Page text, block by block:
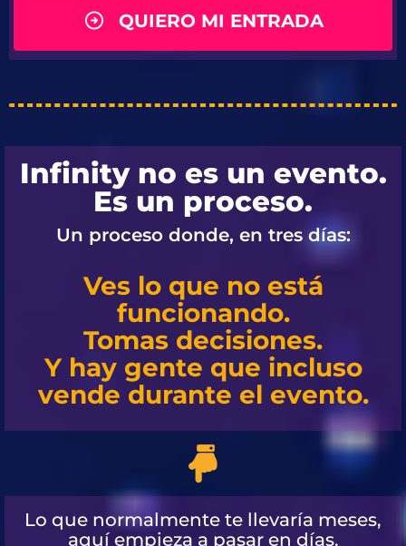
QUIERO MI ENTRADA
Infinity no es un evento.
Es un proceso.
Un proceso donde, en tres días:
Ves lo que no está
funcionando.
Tomas decisiones.
Y hay gente que incluso
vende durante el evento.
Lo que normalmente te llevaría meses,
aquí empieza a pasar en días.